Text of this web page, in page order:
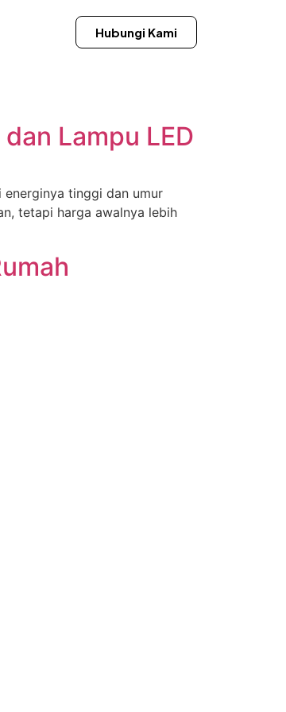
Hubungi Kami
Lampu LED
tinggi dan umur
tetapi harga awalnya lebih